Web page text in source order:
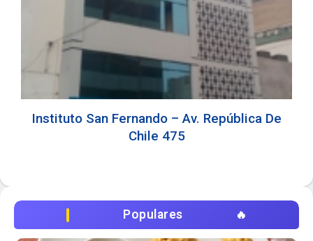
Instituto San Fernando – Av. República De
Chile 475
Populares